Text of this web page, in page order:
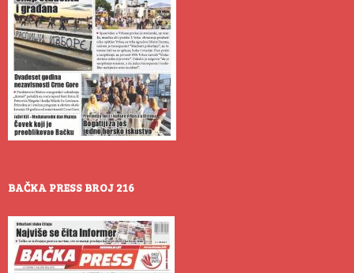
BAČKA PRESS BROJ 216